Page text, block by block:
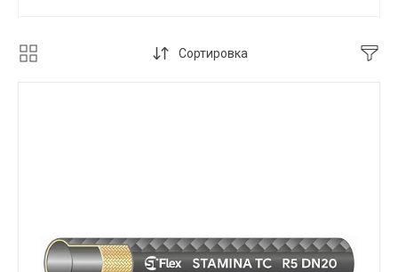
Сортировка